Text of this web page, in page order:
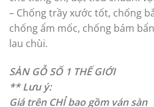
– Chống trầy xước tốt, chống
chống ẩm mốc, chống bám
lau chùi.
SÀN GỖ SỐ 1 THẾ GIỚI
** Lưu ý:
Giá trên CHỈ bao gồm ván sàn